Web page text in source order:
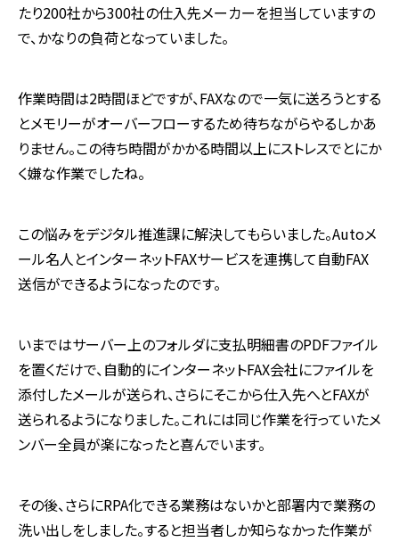
たり200社から300社の仕入先メーカーを担当していますの
で、かなりの負荷となっていました。
作業時間は2時間ほどですが、FAXなので一気に送ろうとする
とメモリーがオーバーフローするため待ちながらやるしかあ
りません。この待ち時間がかかる時間以上にストレスでとにか
く嫌な作業でしたね。
この悩みをデジタル推進課に解決してもらいました。Autoメ
ール名人とインターネットFAXサービスを連携して自動FAX
送信ができるようになったのです。
いまではサーバー上のフォルダに支払明細書のPDFファイル
を置くだけで、自動的にインターネットFAX会社にファイルを
添付したメールが送られ、さらにそこから仕入先へとFAXが
送られるようになりました。これには同じ作業を行っていたメ
ンバー全員が楽になったと喜んでいます。
その後、さらにRPA化できる業務はないかと部署内で業務の
洗い出しをしました。すると担当者しか知らなかった作業が